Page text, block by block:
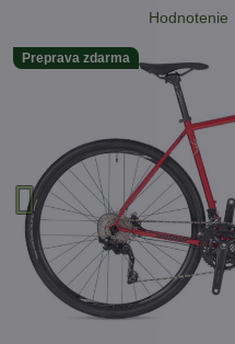
Preprava zdarma
Hodnotenie